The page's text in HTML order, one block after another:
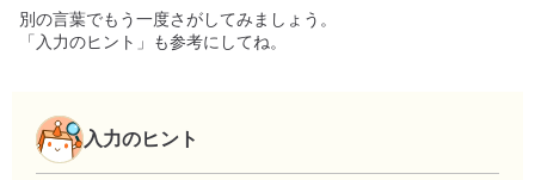
別の言葉でもう一度さがしてみましょう。
「入力のヒント」も参考にしてね。
入力のヒント